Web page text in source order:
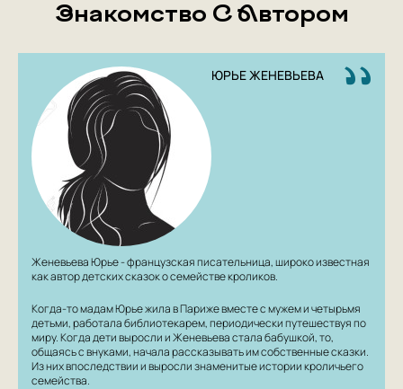
Знакомство С Автором
ЮРЬЕ ЖЕНЕВЬЕВА
Женевьева Юрье - французская писательница, широко известная
как автор детских сказок о семействе кроликов.
Когда-то мадам Юрье жила в Париже вместе с мужем и четырьмя
детьми, работала библиотекарем, периодически путешествуя по
миру. Когда дети выросли и Женевьева стала бабушкой, то,
общаясь с внуками, начала рассказывать им собственные сказки.
Из них впоследствии и выросли знаменитые истории кроличьего
семейства.